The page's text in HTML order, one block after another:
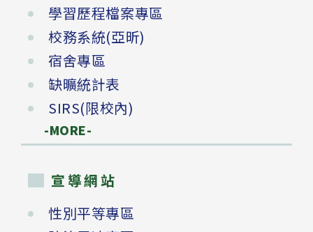
學習歷程檔案專區
校務系統(亞昕)
宿舍專區
缺曠統計表
SIRS(限校內)
-MORE-
宣導網站
性別平等專區